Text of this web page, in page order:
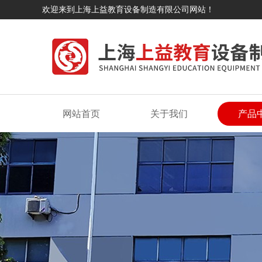
欢迎来到上海上益教育设备制造有限公司网站！
网站首页 关于我们 产品